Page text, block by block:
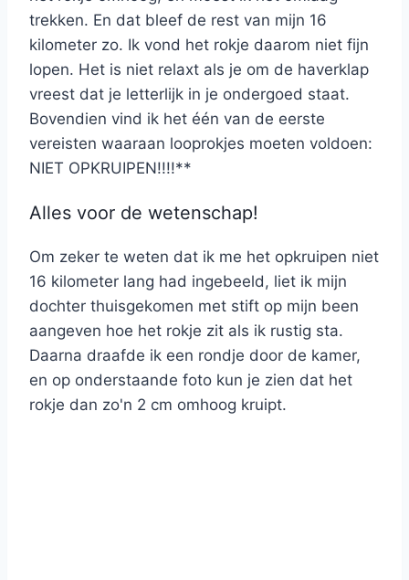
trekken. En dat bleef de rest van mijn 16
kilometer zo. Ik vond het rokje daarom niet fijn
lopen. Het is niet relaxt als je om de haverklap
vreest dat je letterlijk in je ondergoed staat.
Bovendien vind ik het één van de eerste
vereisten waaraan looprokjes moeten voldoen:
NIET OPKRUIPEN!!!!**
Alles voor de wetenschap!
Om zeker te weten dat ik me het opkruipen niet
16 kilometer lang had ingebeeld, liet ik mijn
dochter thuisgekomen met stift op mijn been
aangeven hoe het rokje zit als ik rustig sta.
Daarna draafde ik een rondje door de kamer,
en op onderstaande foto kun je zien dat het
rokje dan zo'n 2 cm omhoog kruipt.